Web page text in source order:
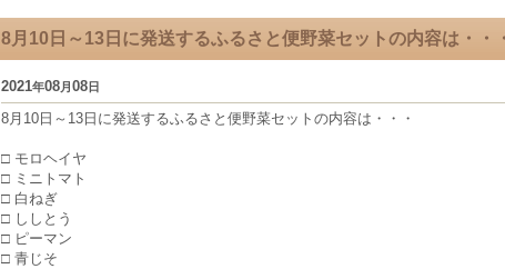
8月10日～13日に発送するふるさと便野菜セットの内容は・・
2021年08月08日
8月10日～13日に発送するふるさと便野菜セットの内容は・・・
□ モロヘイヤ
□ ミニトマト
□ 白ねぎ
□ ししとう
□ ピーマン
□ 青じそ